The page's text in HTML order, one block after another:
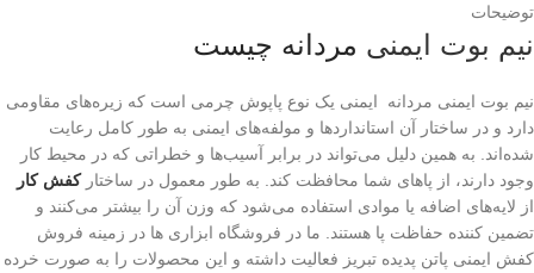
توضیحات
نیم بوت ایمنی مردانه چیست
نیم بوت ایمنی مردانه ایمنی یک نوع پاپوش چرمی است که زیره‌های مقاومی
دارد و در ساختار آن استانداردها و مولفه‌های ایمنی به طور کامل رعایت
شده‌اند. به همین دلیل می‌تواند در برابر آسیب‌ها و خطراتی که در محیط کار
وجود دارند، از پاهای شما محافظت کند. به طور معمول در ساختار کفش کار
از لایه‌های اضافه یا موادی استفاده می‌شود که وزن آن را بیشتر می‌کنند و
تضمین کننده حفاظت پا هستند. ما در فروشگاه ابزاری ها در زمینه فروش
کفش ایمنی پاتن پدیده تبریز فعالیت داشته و این محصولات را به صورت خرده